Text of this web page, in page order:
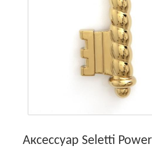
Аксессуар Seletti